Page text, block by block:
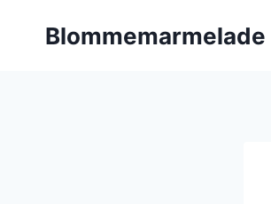
Blommemarmelade